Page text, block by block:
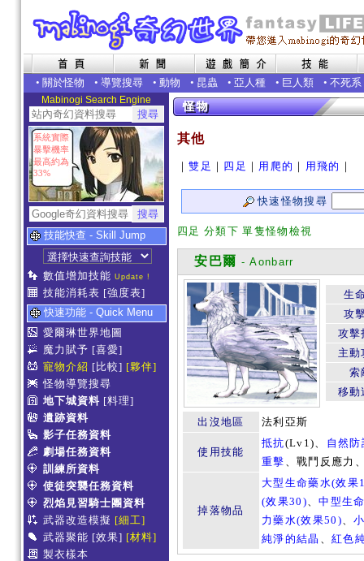
• 關於怪物 • 導覽搜尋 • 動物 • 昆蟲 • 亞人種 • 巨人類 • 不死系
Mabinogi Search Engine
系統實際
暴擊機率
最高約為
33%
技能快查 - Skill Jump
數值增加技能 Update !
技能消耗表 [強度表]
快速功能 - Quick Menu
愛爾琳世界地圖
魔力賦予 [喜愛]
寵物介紹 [比較] [夥伴]
怪物導覽搜尋
地下城資料 [料理]
遺跡資料
影子任務資料
劇場任務資料
訓練所資料
使徒突襲任務資料
烈焰見習騎士團資料
武器改造模擬 [細工]
武器聚能 [效果] [材料]
製衣樣本
其他
｜雙足 ｜ 四足 ｜ 用爬的 ｜ 用飛的 ｜
快速怪物搜尋
四足 分類下 單隻怪物檢視
安巴爾 - Aonbarr
生
攻
攻擊
主動
索
移動
出沒地區 法利亞斯
使用技能
抵抗(Lv1)、 自然防
重擊 、戰鬥反應力
掉落物品
大型生命藥水(效果
(效果30)、中型生
力藥水(效果50)、
純淨的結晶 、紅色